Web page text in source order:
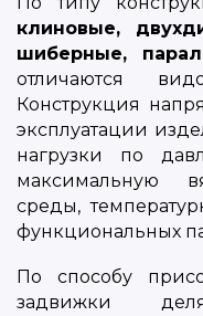
клиновые,
шиберные,
отличаются
Конструкция
эксплуатации
нагрузки по
максимальную
среды,
функциональных
По способу
задвижки